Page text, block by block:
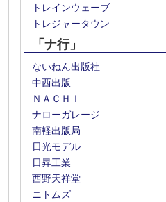
トレインウェーブ
トレジャータウン
「ナ行」
ないねん出版社
中西出版
ＮＡＣＨＩ
ナローガレージ
南軽出版局
日光モデル
日昇工業
西野天祥堂
ニトムズ